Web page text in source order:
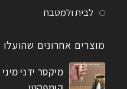
לבית ולמטבח
מוצרים אחרונים שהועלו
מיקסר ידני